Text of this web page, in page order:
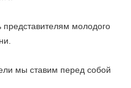
представителям молодого
мы ставим перед собой